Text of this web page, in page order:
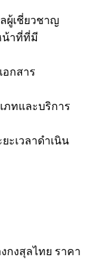
ผู้เชี่ยวชาญ
น้าที่ที่มี
อกสาร
ภทและบริการ
ะเวลาดำเนิน
กงสุลไทย ราคา